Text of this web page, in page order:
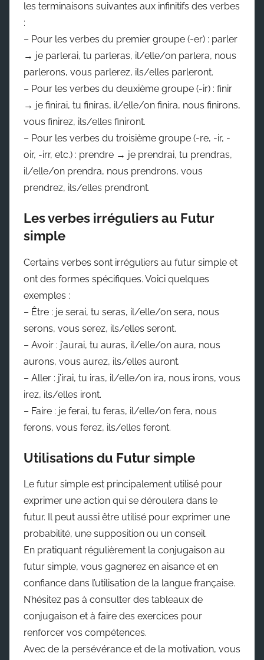
les terminaisons suivantes aux infinitifs des verbes
:
– Pour les verbes du premier groupe (-er) : parler
→ je parlerai, tu parleras, il/elle/on parlera, nous
parlerons, vous parlerez, ils/elles parleront.
– Pour les verbes du deuxième groupe (-ir) : finir
→ je finirai, tu finiras, il/elle/on finira, nous finirons,
vous finirez, ils/elles finiront.
– Pour les verbes du troisième groupe (-re, -ir, -
oir, -irr, etc.) : prendre → je prendrai, tu prendras,
il/elle/on prendra, nous prendrons, vous
prendrez, ils/elles prendront.
Les verbes irréguliers au Futur
simple
Certains verbes sont irréguliers au futur simple et
ont des formes spécifiques. Voici quelques
exemples :
– Être : je serai, tu seras, il/elle/on sera, nous
serons, vous serez, ils/elles seront.
– Avoir : j’aurai, tu auras, il/elle/on aura, nous
aurons, vous aurez, ils/elles auront.
– Aller : j’irai, tu iras, il/elle/on ira, nous irons, vous
irez, ils/elles iront.
– Faire : je ferai, tu feras, il/elle/on fera, nous
ferons, vous ferez, ils/elles feront.
Utilisations du Futur simple
Le futur simple est principalement utilisé pour
exprimer une action qui se déroulera dans le
futur. Il peut aussi être utilisé pour exprimer une
probabilité, une supposition ou un conseil.
En pratiquant régulièrement la conjugaison au
futur simple, vous gagnerez en aisance et en
confiance dans l’utilisation de la langue française.
N’hésitez pas à consulter des tableaux de
conjugaison et à faire des exercices pour
renforcer vos compétences.
Avec de la persévérance et de la motivation, vous